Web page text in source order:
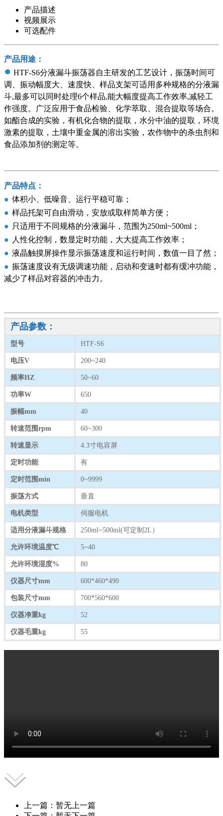
产品描述
视频展示
可选配件
产品用途：
● HTF-S6分液漏斗振荡器自主研发的工艺设计，振荡时间可
调、振动幅度大、速度快、样品支架可适用多种规格的分液漏
斗,最多可以同时处理6个样品,能大幅度提高工作效率,减轻工
作强度。广泛应用于食品检验、化学萃取、混合提取等场合。
如酯合成的实验，有机化合物的提取，水分中油的提取，环境
激素的提取，土壤中重金属的溶出实验，农作物中的杀虫剂和
食品添加剂的测定等。
产品特点：
● 体积小、低噪音、运行平稳可靠；
● 样品托架可自由滑动，安放或取样简单方便；
● 只适用于不同规格的分液漏斗，范围为250ml~500ml；
● 人性化控制，数显定时功能，大大提高工作效率；
● 液晶触摸屏操作显示振荡速度和运行时间，数值一目了然；
● 振荡速度设有无级调速功能，启动和变速时都有缓冲功能，
减少了样品对容器的冲击力。
产品参数：
型号 HTF-S6
电压V 200~240
频率HZ 50~60
功率W 650
振幅mm 40
转速范围rpm 60~300
转速显示 4.3寸电容屏
定时功能 有
定时范围min 0~9999
振荡方式 垂直
电机类型 伺服电机
适用分液漏斗规格 250ml~500ml(可定制2L）
允许环境温度℃ 5~40
允许环境湿度% 80
仪器尺寸mm 600*460*490
包装尺寸mm 700*560*600
仪器净重kg 52
仪器毛重kg 55
上一篇：暂无上一篇